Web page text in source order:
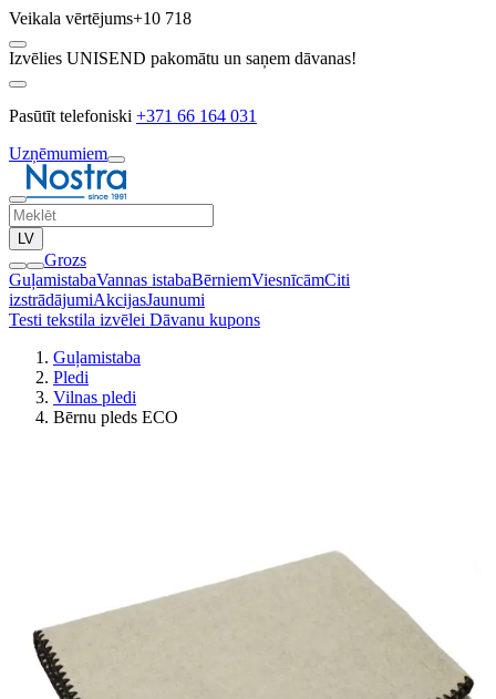
Veikala vērtējums+10 718
Izvēlies UNISEND pakomātu un saņem dāvanas!
Pasūtīt telefoniski +371 66 164 031
Uzņēmumiem
LV
Grozs
GuļamistabaVannas istabaBērniemViesnīcāmCiti
izstrādājumiAkcijasJaunumi
Testi tekstila izvēlei Dāvanu kupons
Guļamistaba
Pledi
Vilnas pledi
Bērnu pleds ECO